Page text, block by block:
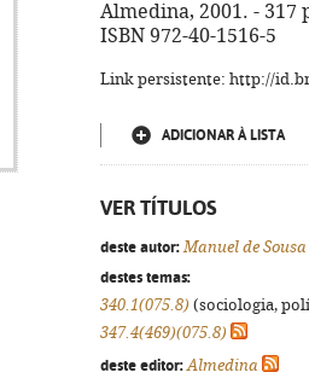
Almedina, 2001. - 317
ISBN 972-40-1516-5
Link persistente: http://
ADICIONAR À LISTA
VER TÍTULOS
deste autor: Manuel de
destes temas:
340.1(075.8) (sociologia,
347.4(469)(075.8)
deste editor: Almedina